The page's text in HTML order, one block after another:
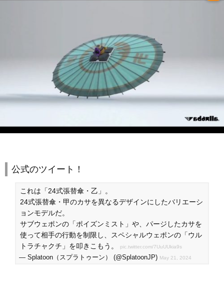
公式のツイート！
これは「24式張替傘・乙」。
24式張替傘・甲のカサを異なるデザインにしたバリエーシ
ョンモデルだ。
サブウェポンの「ポイズンミスト」や、パージしたカサを
使って相手の行動を制限し、スペシャルウェポンの「ウル
トラチャクチ」を叩きこもう。
pic.twitter.com/7UuUUkia9s
— Splatoon（スプラトゥーン） (@SplatoonJP) May 21, 2024